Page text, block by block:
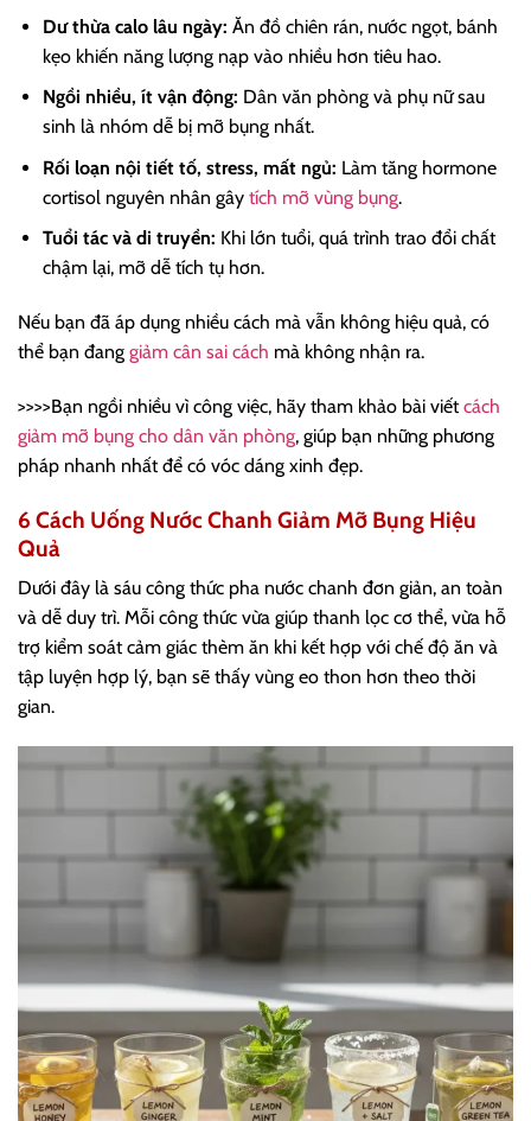
Dư thừa calo lâu ngày: Ăn đồ chiên rán, nước ngọt, bánh
kẹo khiến năng lượng nạp vào nhiều hơn tiêu hao.
Ngồi nhiều, ít vận động: Dân văn phòng và phụ nữ sau
sinh là nhóm dễ bị mỡ bụng nhất.
Rối loạn nội tiết tố, stress, mất ngủ: Làm tăng hormone
cortisol nguyên nhân gây tích mỡ vùng bụng.
Tuổi tác và di truyền: Khi lớn tuổi, quá trình trao đổi chất
chậm lại, mỡ dễ tích tụ hơn.
Nếu bạn đã áp dụng nhiều cách mà vẫn không hiệu quả, có
thể bạn đang giảm cân sai cách mà không nhận ra.
>>>>Bạn ngồi nhiều vì công việc, hãy tham khảo bài viếtcách
giảm mỡ bụng cho dân văn phòng, giúp bạn những phương
pháp nhanh nhất để có vóc dáng xinh đẹp.
6 Cách Uống Nước Chanh Giảm Mỡ Bụng Hiệu
Quả
Dưới đây là sáu công thức pha nước chanh đơn giản, an toàn
và dễ duy trì. Mỗi công thức vừa giúp thanh lọc cơ thể, vừa hỗ
trợ kiểm soát cảm giác thèm ăn khi kết hợp với chế độ ăn và
tập luyện hợp lý, bạn sẽ thấy vùng eo thon hơn theo thời
gian.